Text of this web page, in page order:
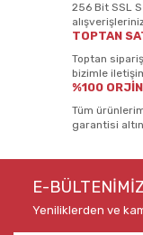
256 Bit SSL
TOPTAN
Toptan
bizimle
%100
Tüm
garantisi
E-
Yeniliklerden ve